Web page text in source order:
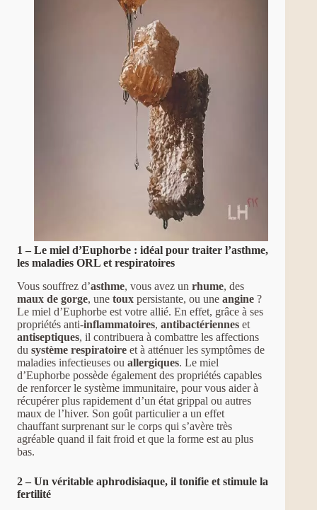
1 – Le miel d’Euphorbe : idéal pour traiter l’asthme,
les maladies ORL et respiratoires
Vous souffrez d’asthme, vous avez un rhume, des
maux de gorge, une toux persistante, ou une angine ?
Le miel d’Euphorbe est votre allié. En effet, grâce à ses
propriétés anti-inflammatoires, antibactériennes et
antiseptiques, il contribuera à combattre les affections
du système respiratoire et à atténuer les symptômes de
maladies infectieuses ou allergiques. Le miel
d’Euphorbe possède également des propriétés capables
de renforcer le système immunitaire, pour vous aider à
récupérer plus rapidement d’un état grippal ou autres
maux de l’hiver. Son goût particulier a un effet
chauffant surprenant sur le corps qui s’avère très
agréable quand il fait froid et que la forme est au plus
bas.
2 – Un véritable aphrodisiaque, il tonifie et stimule la
fertilité